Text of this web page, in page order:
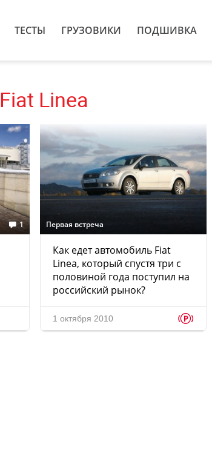
ТЕСТЫ ГРУЗОВИКИ ПОДШИВКА
Fiat Linea
1 Первая встреча
Как едет автомобиль Fiat
Linea, который спустя три с
половиной года поступил на
российский рынок?
1 октября 2010 p